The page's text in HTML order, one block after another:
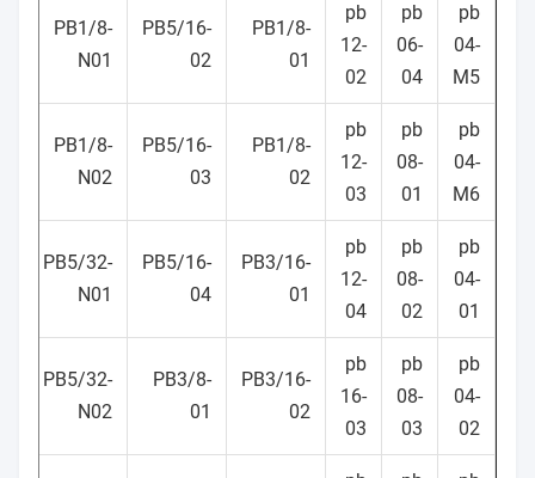
pb
04-
M5
pb
06-
04
pb
12-
02
PB1/8-
01
PB5/16-
02
PB1/8-
N01
pb
04-
M6
pb
08-
01
pb
12-
03
PB1/8-
02
PB5/16-
03
PB1/8-
N02
pb
04-
01
pb
08-
02
pb
12-
04
PB3/16-
01
PB5/16-
04
PB5/32-
N01
pb
04-
02
pb
08-
03
pb
16-
03
PB3/16-
02
PB3/8-
01
PB5/32-
N02